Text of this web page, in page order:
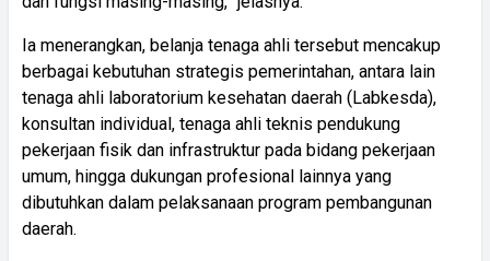
Ia menerangkan, belanja tenaga ahli tersebut mencakup
berbagai kebutuhan strategis pemerintahan, antara lain
tenaga ahli laboratorium kesehatan daerah (Labkesda),
konsultan individual, tenaga ahli teknis pendukung
pekerjaan fisik dan infrastruktur pada bidang pekerjaan
umum, hingga dukungan profesional lainnya yang
dibutuhkan dalam pelaksanaan program pembangunan
daerah.